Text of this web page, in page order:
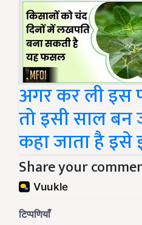
अगर कर ली
तो इसी साल
कहा जाता है इसे
Share your